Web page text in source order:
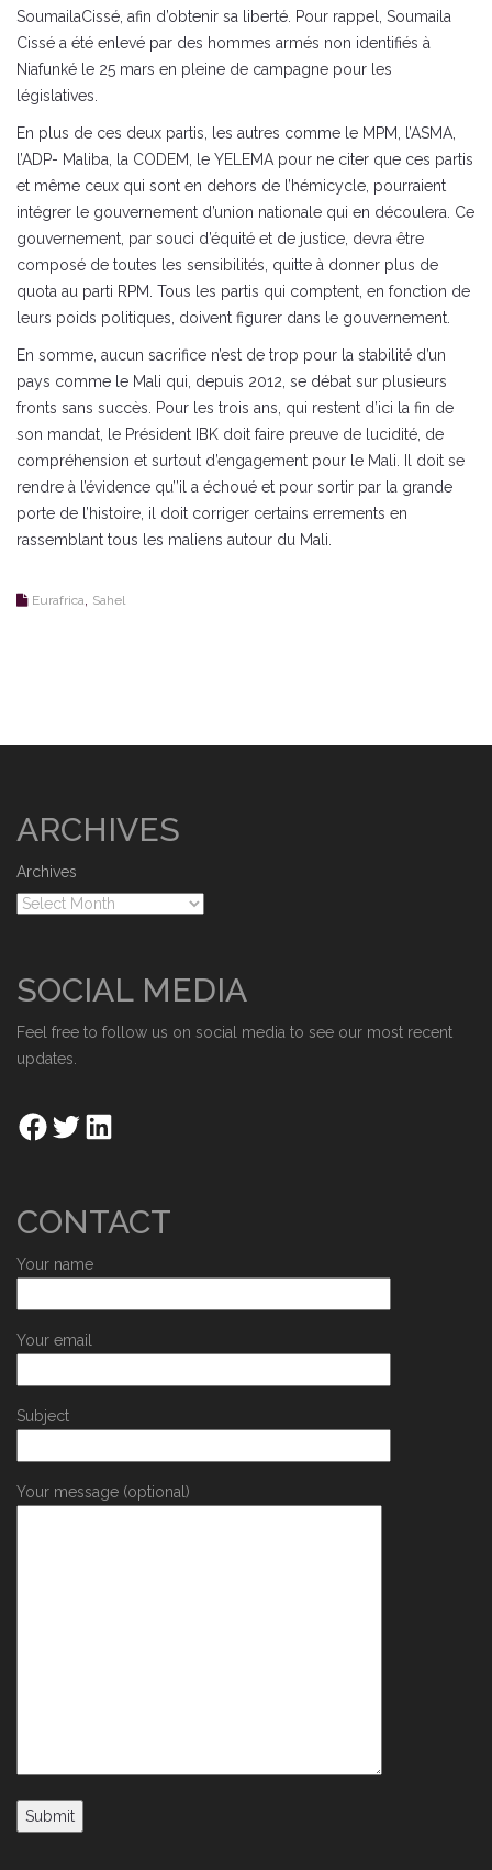
SoumailaCissé, afin d’obtenir sa liberté. Pour rappel, Soumaila
Cissé a été enlevé par des hommes armés non identifiés à
Niafunké le 25 mars en pleine de campagne pour les
législatives.
En plus de ces deux partis, les autres comme le MPM, l’ASMA,
l’ADP- Maliba, la CODEM, le YELEMA pour ne citer que ces partis
et même ceux qui sont en dehors de l’hémicycle, pourraient
intégrer le gouvernement d’union nationale qui en découlera. Ce
gouvernement, par souci d’équité et de justice, devra être
composé de toutes les sensibilités, quitte à donner plus de
quota au parti RPM. Tous les partis qui comptent, en fonction de
leurs poids politiques, doivent figurer dans le gouvernement.
En somme, aucun sacrifice n’est de trop pour la stabilité d’un
pays comme le Mali qui, depuis 2012, se débat sur plusieurs
fronts sans succès. Pour les trois ans, qui restent d’ici la fin de
son mandat, le Président IBK doit faire preuve de lucidité, de
compréhension et surtout d’engagement pour le Mali. Il doit se
rendre à l’évidence qu’’il a échoué et pour sortir par la grande
porte de l’histoire, il doit corriger certains errements en
rassemblant tous les maliens autour du Mali.
Eurafrica Sahel
ARCHIVES
Archives
SOCIAL MEDIA
Feel free to follow us on social media to see our most recent
updates.
CONTACT
Your name
Your email
Subject
Your message (optional)